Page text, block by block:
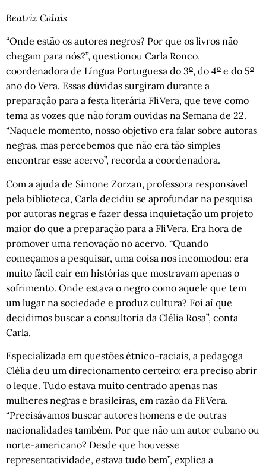
Beatriz Calais
“Onde estão os autores negros? Por que os livros não
chegam para nós?”, questionou Carla Ronco,
coordenadora de Língua Portuguesa do 3o, do 4o e do 5o
ano do Vera. Essas dúvidas surgiram durante a
preparação para a festa literária FliVera, que teve como
tema as vozes que não foram ouvidas na Semana de 22.
“Naquele momento, nosso objetivo era falar sobre autoras
negras, mas percebemos que não era tão simples
encontrar esse acervo”, recorda a coordenadora.
Com a ajuda de Simone Zorzan, professora responsável
pela biblioteca, Carla decidiu se aprofundar na pesquisa
por autoras negras e fazer dessa inquietação um projeto
maior do que a preparação para a FliVera. Era hora de
promover uma renovação no acervo. “Quando
começamos a pesquisar, uma coisa nos incomodou: era
muito fácil cair em histórias que mostravam apenas o
sofrimento. Onde estava o negro como aquele que tem
um lugar na sociedade e produz cultura? Foi aí que
decidimos buscar a consultoria da Clélia Rosa”, conta
Carla.
Especializada em questões étnico-raciais, a pedagoga
Clélia deu um direcionamento certeiro: era preciso abrir
o leque. Tudo estava muito centrado apenas nas
mulheres negras e brasileiras, em razão da FliVera.
“Precisávamos buscar autores homens e de outras
nacionalidades também. Por que não um autor cubano ou
norte-americano? Desde que houvesse
representatividade, estava tudo bem”, explica a